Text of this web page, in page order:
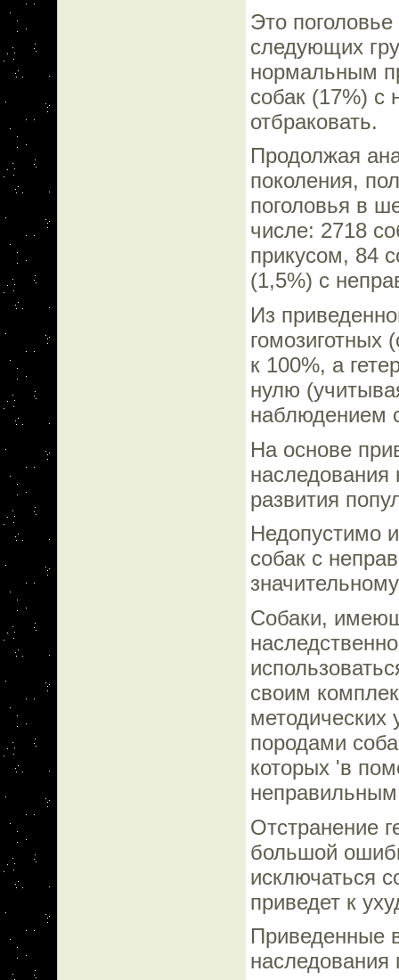
Это
следующих
нормальным
собак (17%) с
отбраковать.
Продолжая
поколения,
поголовья в
числе: 2718
прикусом, 84
(1,5%) с
Из
гомозиготных
к 100%, а
нулю
наблюдением
На основе
наследования
развития
Недопустимо
собак с
Собаки,
своим
методических
породами
которых 'в
Отстранение
большой
исключаться
приведет к
Приведенные
наследования